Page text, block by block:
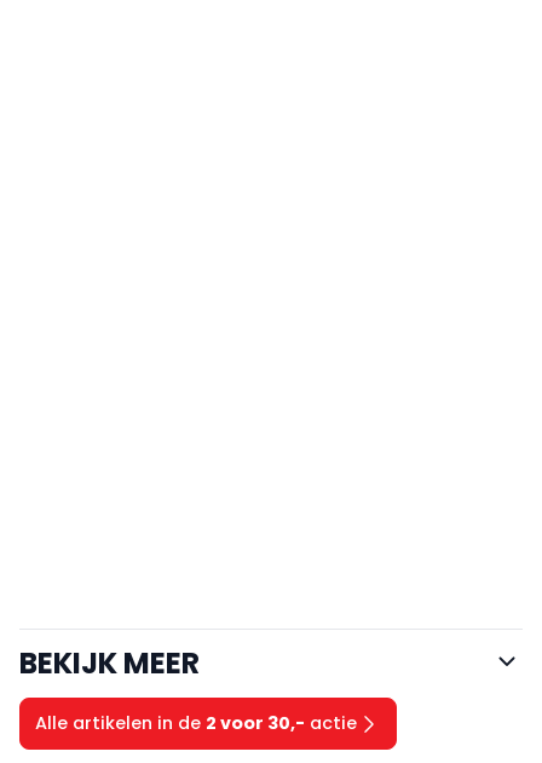
BEKIJK MEER
Alle artikelen in de 2 voor 30,- actie